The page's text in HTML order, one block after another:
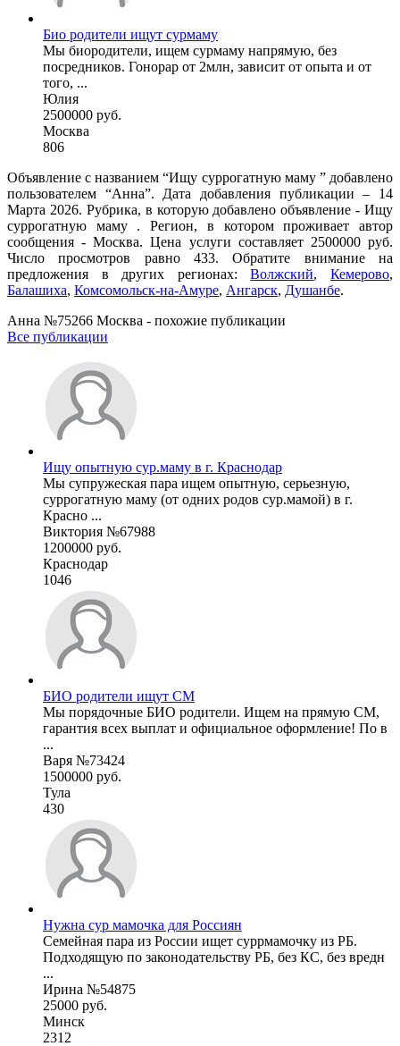
Био родители ищут сурмаму
Мы биородители, ищем сурмаму напрямую, без
посредников. Гонорар от 2млн, зависит от опыта и от
того, ...
Юлия
2500000 руб.
Москва
806
Объявление с названием “Ищу суррогатную маму ” добавлено
пользователем “Анна”. Дата добавления публикации – 14
Марта 2026. Рубрика, в которую добавлено объявление - Ищу
суррогатную маму . Регион, в котором проживает автор
сообщения - Москва. Цена услуги составляет 2500000 руб.
Число просмотров равно 433. Обратите внимание на
предложения в других регионах:Волжский,Кемерово,
Балашиха, Комсомольск-на-Амуре, Ангарск, Душанбе.
Анна №75266 Москва - похожие публикации
Все публикации
Ищу опытную сур.маму в г. Краснодар
Мы супружеская пара ищем опытную, серьезную,
суррогатную маму (от одних родов сур.мамой) в г.
Красно ...
Виктория №67988
1200000 руб.
Краснодар
1046
БИО родители ищут СМ
Мы порядочные БИО родители. Ищем на прямую СМ,
гарантия всех выплат и официальное оформление! По в
...
Варя №73424
1500000 руб.
Тула
430
Нужна сур мамочка для Россиян
Семейная пара из России ищет суррмамочку из РБ.
Подходящую по законодательству РБ, без КС, без вредн
...
Ирина №54875
25000 руб.
Минск
2312